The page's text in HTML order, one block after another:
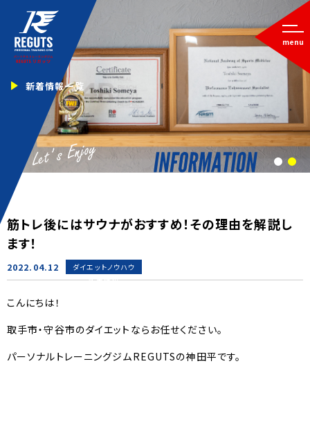
新着情報一覧
1 2
menu
筋トレ後にはサウナがおすすめ！その理由を解説し
ます！
2022.04.12
ダイエットノウハウ
新着情報
こんにちは！
取手市・守谷市のダイエットならお任せください。
パーソナルトレーニングジムREGUTSの神田平です。